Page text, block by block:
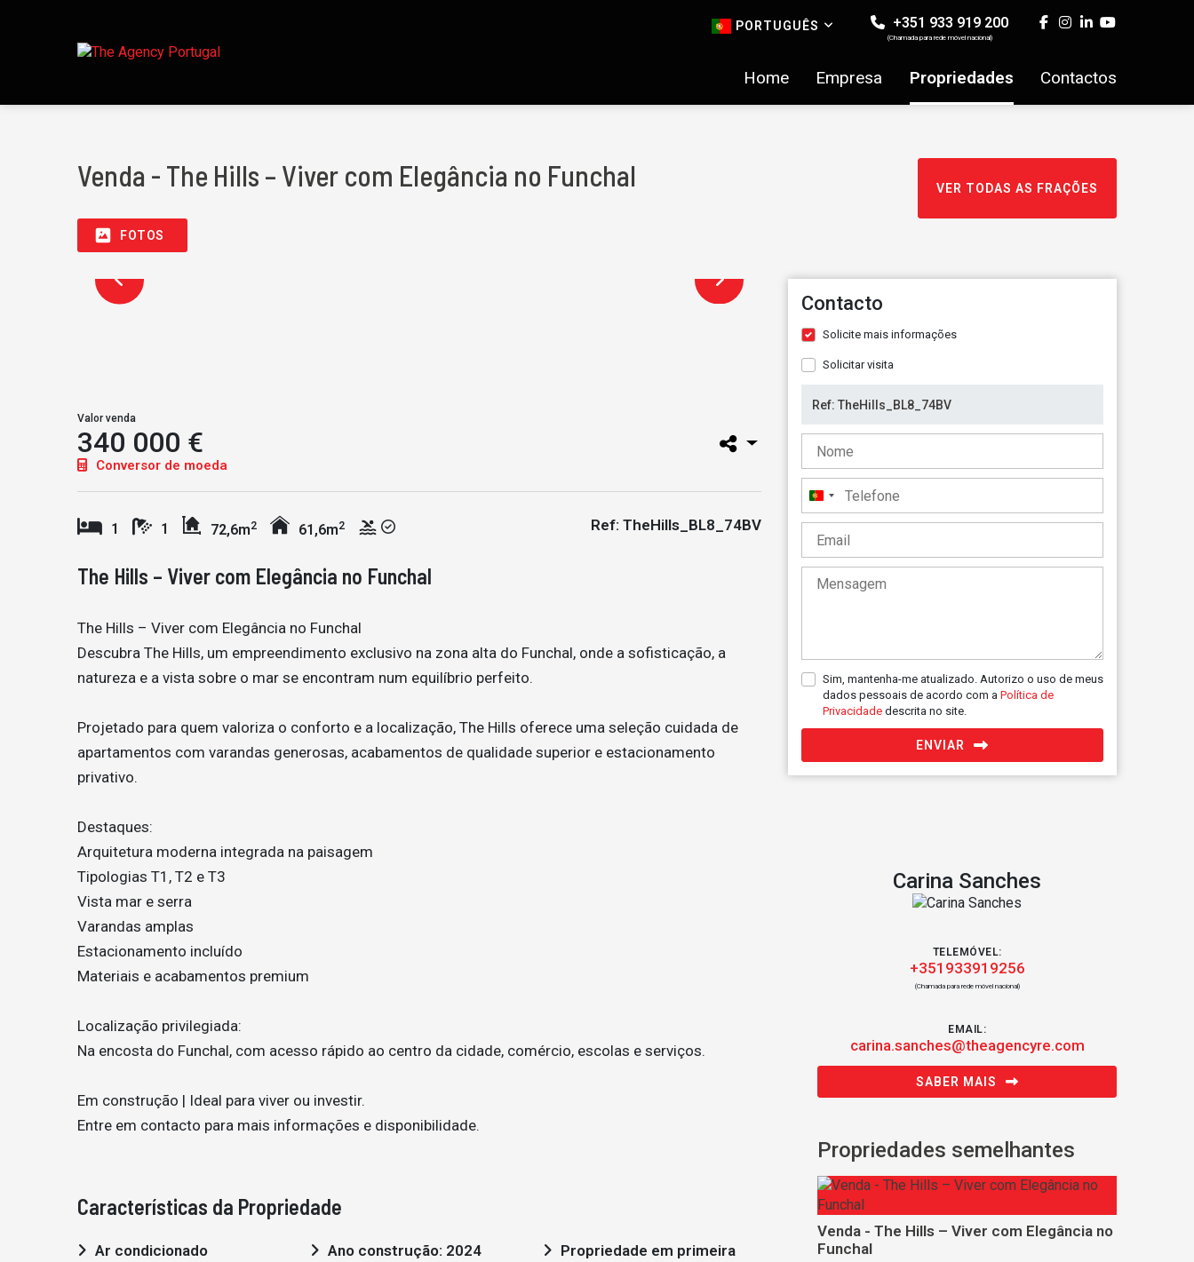
PORTUGUÊS +351 933 919 200
(Chamada para rede móvel nacional)
Home Empresa Propriedades Contactos
Venda - The Hills – Viver com Elegância no Funchal VER TODAS AS FRAÇÕES
FOTOS
Valor venda
340 000 €
Conversor de moeda
1 1 72,6m2 61,6m2 Ref: TheHills_BL8_74BV
The Hills – Viver com Elegância no Funchal
The Hills – Viver com Elegância no Funchal
Descubra The Hills, um empreendimento exclusivo na zona alta do Funchal, onde a sofisticação, a
natureza e a vista sobre o mar se encontram num equilíbrio perfeito.
Projetado para quem valoriza o conforto e a localização, The Hills oferece uma seleção cuidada de
apartamentos com varandas generosas, acabamentos de qualidade superior e estacionamento
privativo.
Destaques:
Arquitetura moderna integrada na paisagem
Tipologias T1, T2 e T3
Vista mar e serra
Varandas amplas
Estacionamento incluído
Materiais e acabamentos premium
Localização privilegiada:
Na encosta do Funchal, com acesso rápido ao centro da cidade, comércio, escolas e serviços.
Em construção | Ideal para viver ou investir.
Entre em contacto para mais informações e disponibilidade.
Características da Propriedade
Ar condicionado
Ano construção: 2024
Contacto
Solicite mais informações
Solicitar visita
Portugal
+351
Sim, mantenha-me atualizado. Autorizo o uso de meus
dados pessoais de acordo com a Política de
Privacidade descrita no site.
ENVIAR
Carina Sanches
TELEMÓVEL:
+351933919256
(Chamada para rede móvel nacional)
EMAIL:
carina.sanches@theagencyre.com
SABER MAIS
Propriedades semelhantes
Venda - The Hills – Viver com Elegância no
Funchal